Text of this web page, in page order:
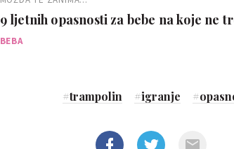
9 ljetnih opasnosti za bebe na koje ne
BEBA
#trampolin #igranje #